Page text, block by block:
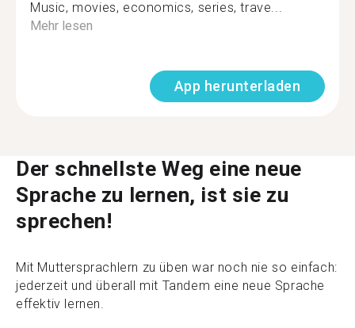
Music, movies, economics, series, trave...
Mehr lesen
App herunterladen
Der schnellste Weg eine neue
Sprache zu lernen, ist sie zu
sprechen!
Mit Muttersprachlern zu üben war noch nie so einfach:
jederzeit und überall mit Tandem eine neue Sprache
effektiv lernen.